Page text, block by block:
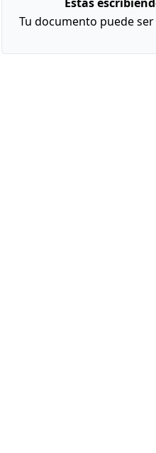
Tu documento puede